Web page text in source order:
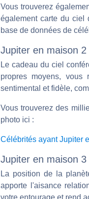
Vous trouverez
également carte du ciel
base de données de
Jupiter en maison 2
Le cadeau du ciel
propres moyens,
sentimental et fidèle,
Vous trouverez des
photo ici :
Célébrités ayant Jupiter
Jupiter en maison 3
La position de la
apporte l'aisance
votre entourage et rend